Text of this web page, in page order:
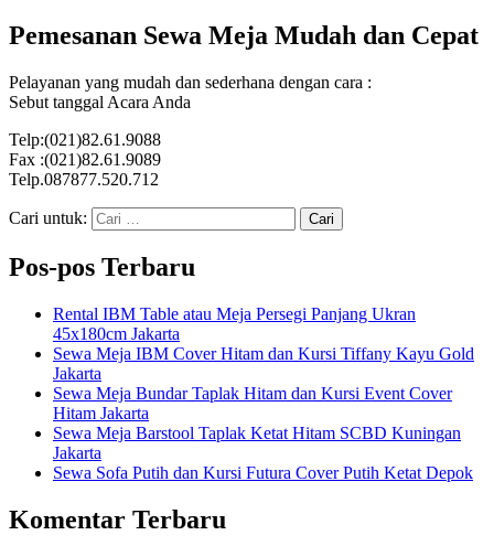
Pemesanan Sewa Meja Mudah dan Cepat
Pelayanan yang mudah dan sederhana dengan cara :
Sebut tanggal Acara Anda
Telp:(021)82.61.9088
Fax :(021)82.61.9089
Telp.087877.520.712
Cari untuk:
Pos-pos Terbaru
Rental IBM Table atau Meja Persegi Panjang Ukran
45x180cm Jakarta
Sewa Meja IBM Cover Hitam dan Kursi Tiffany Kayu Gold
Jakarta
Sewa Meja Bundar Taplak Hitam dan Kursi Event Cover
Hitam Jakarta
Sewa Meja Barstool Taplak Ketat Hitam SCBD Kuningan
Jakarta
Sewa Sofa Putih dan Kursi Futura Cover Putih Ketat Depok
Komentar Terbaru